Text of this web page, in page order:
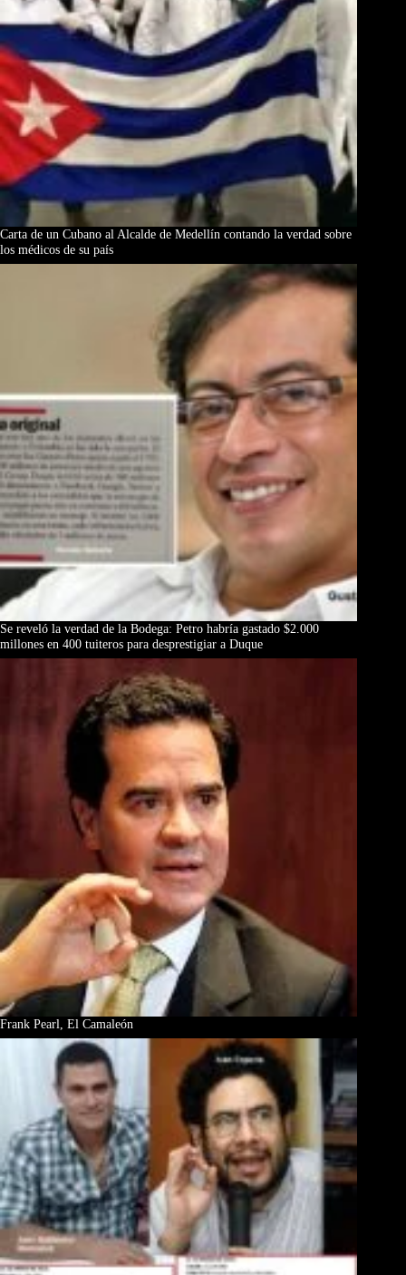
Carta de un Cubano al Alcalde de Medellín contando la verdad sobre
los médicos de su país
Se reveló la verdad de la Bodega: Petro habría gastado $2.000
millones en 400 tuiteros para desprestigiar a Duque
Frank Pearl, El Camaleón